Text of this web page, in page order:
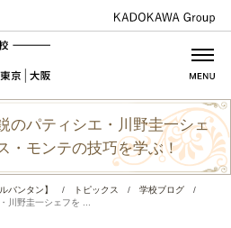
のパティシエ・川野圭一シェ
・モンテの技巧を学ぶ！
バンタン】 / トピックス / 学校ブログ
/
川野圭一シェフを ...